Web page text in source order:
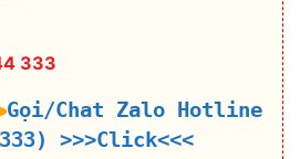
333
Gọi/Chat Zalo Hotline
>>>Click<<<